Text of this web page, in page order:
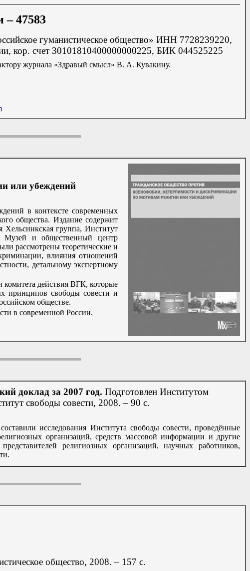
– 47583
гуманистическое общество» ИНН 7728239220,
кор. счет 30101810400000000225, БИК 044525225
журнала «Здравый смысл» В. А. Кувакину.
или убеждений
в контексте современных
общества. Издание содержит
Хельсинкская группа, Институт
Музей и общественный центр
рассмотрены теоретические и
влияния отношений
детальному экспертному
комитета действия ВГК, которые
принципов свободы совести и
обществе.
в современной России.
доклад за 2007 год. Подготовлен Институтом
свободы совести, 2008. – 90 с.
исследования Института свободы совести, проведённые
организаций, средств массовой информации и другие
религиозных организаций, научных работников,
общество, 2008. – 157 с.